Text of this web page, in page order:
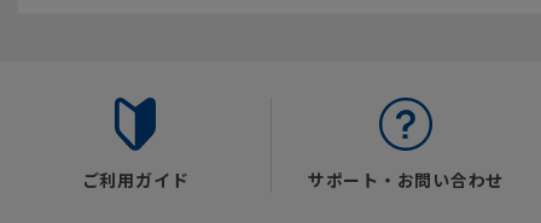
ご利用ガイド サポート・お問い合わせ